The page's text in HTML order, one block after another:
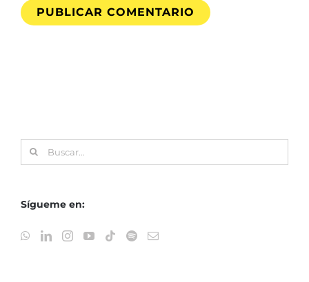
Buscar:
Sígueme en: